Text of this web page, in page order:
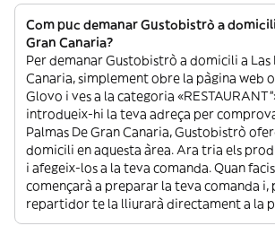
Com puc demanar Gustobistrò a domicili
Gran Canaria?
Per demanar Gustobistrò a domicili a Las
Canaria, simplement obre la pàgina web
Glovo i ves a la categoria
introdueix-hi la teva adreça per
Palmas De Gran Canaria, Gustobistrò
domicili en aquesta àrea. Ara tria els
i afegeix-los a la teva comanda. Quan
començarà a preparar la teva comanda i,
repartidor te la lliurarà directament a la